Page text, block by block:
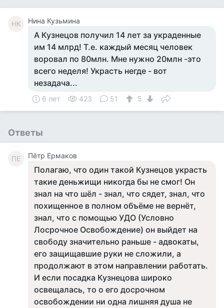
НК Нина Кузьмина
А Кузнецов получил 14 лет за украденные
им 14 млрд! Т.е. каждый месяц человек
воровал по 80млн. Мне нужно 20млн -это
всего неделя! Украсть негде - вот
незадача...
6 лет 423 51 5
Ответы
ПЕ Пётр Ермаков
Полагаю, что один такой Кузнецов украсть
такие деньжищи никогда бы не смог! Он
знал на что шёл - знал, что сядет, знал, что
похищенное в полном объёме не вернёт,
знал, что с помощью УДО (Условно
Лосрочное Освобождение) он выйдет на
свободу значительно раньше - адвокаты,
его защищавшие руки не сложили, а
продолжают в этом направлении работать.
И если посадка Кузнецова широко
освещалась, то о его досрочном
освобождении ни одна лишняя душа не